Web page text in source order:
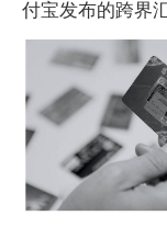
付宝发布的跨界